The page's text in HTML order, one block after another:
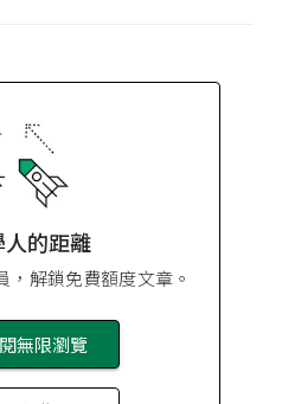
的距離
解鎖免費額度文章。
無限瀏覽